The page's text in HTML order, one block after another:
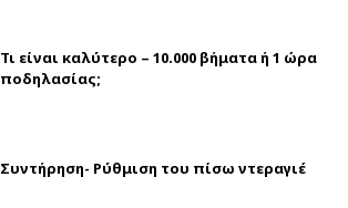
Τι είναι καλύτερο – 10.000 βήματα ή 1 ώρα
ποδηλασίας;
Συντήρηση- Ρύθμιση του πίσω ντεραγιέ